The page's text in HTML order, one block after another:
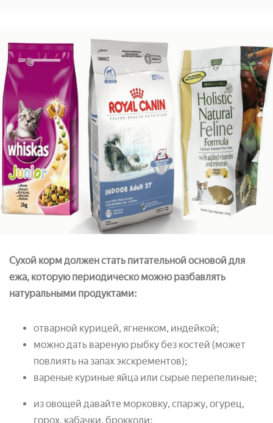
Сухой корм должен стать питательной основой для
ежа, которую периодическо можно разбавлять
натуральными продуктами:
отварной курицей, ягненком, индейкой;
можно дать вареную рыбку без костей (может
повлиять на запах экскрементов);
вареные куриные яйца или сырые перепелиные;
из овощей давайте морковку, спаржу, огурец,
горох, кабачки, брокколи;